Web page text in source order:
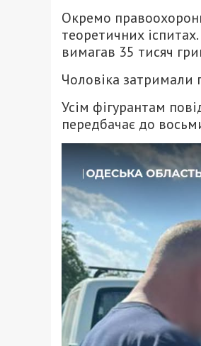
Окремо
теоретичних
вимагав 35 тисяч
Чоловіка затримали
Усім фігурантам
передбачає до